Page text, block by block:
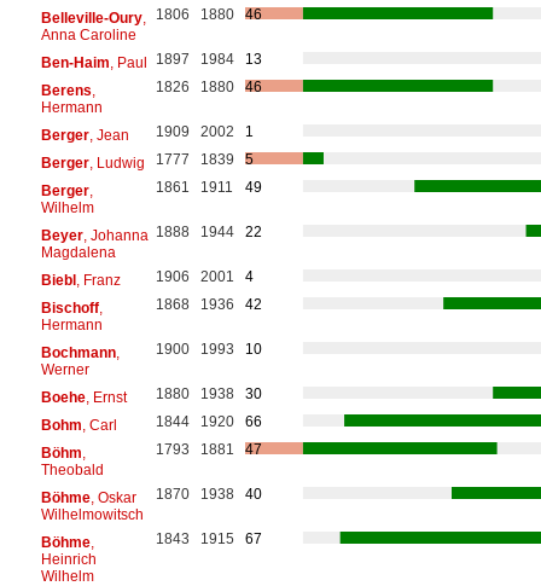
Belleville-Oury,
Anna Caroline
1806 1880 46
Ben-Haim , Paul 1897 1984
13
Berens
Hermann
1826 1880 46
Berger, Jean 1909 2002
1
Berger, Ludwig 1777 1839
5
Berger,
Wilhelm
1861 1911 49
Beyer, Johanna
Magdalena
1888 1944 22
Biebl, Franz 1906 2001
4
Bischoff,
Hermann
1868 1936 42
Bochmann,
Werner
1900 1993 10
Boehe, Ernst 1880 1938
30
Bohm , Carl 1844 1920
66
Böhm
Theobald
1793 1881 47
Böhme, Oskar
Wilhelmowitsch
1870 1938 40
Böhme,
Heinrich
Wilhelm
1843 1915 67